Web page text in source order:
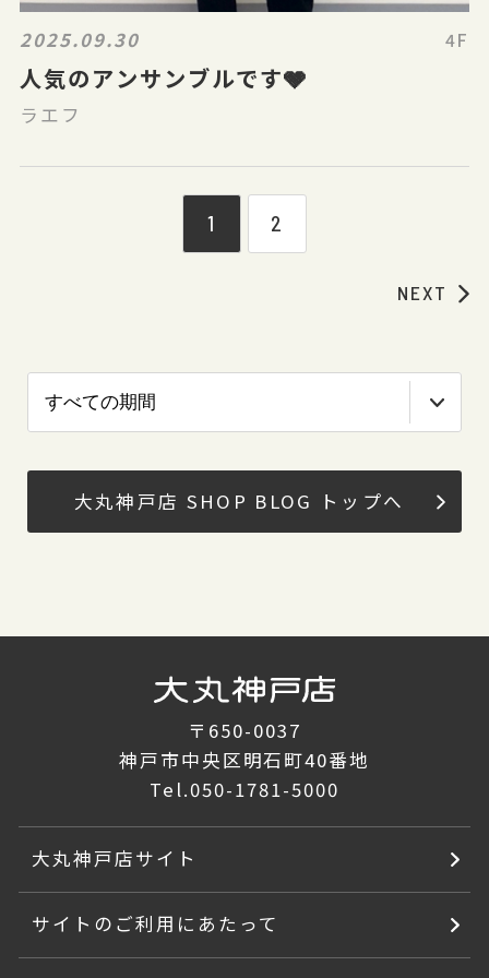
2025.09.30 4F
人気のアンサンブルです🩶
ラエフ
1 2
NEXT
大丸神戸店 SHOP BLOG トップへ
〒650-0037
神戸市中央区明石町40番地
Tel.050-1781-5000
大丸神戸店サイト
サイトのご利用にあたって